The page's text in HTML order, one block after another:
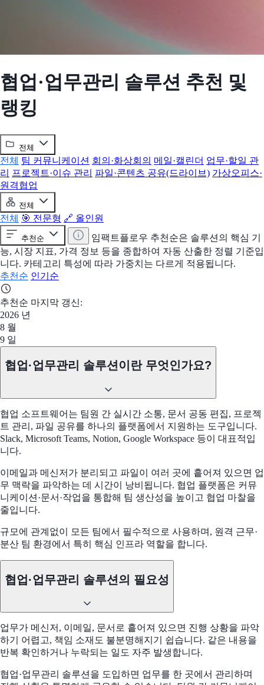
협업·업무관리 솔루션 추천 및
랭킹
전체
전체 팀 커뮤니케이션 회의·화상회의 메일·캘린더 업무·할일 관
리
프로젝트·이슈 관리 파일·콘텐츠 공유(드라이브) 가상오피스·
원격협업
전체
전체 🎯 전문형 🔗 올인원
추천순
임팩트플로우 추천순은 솔루션의 핵심 기
능, 시장 지표, 가격 정보 등을 종합하여 자동 산출한 정렬 기준입
니다. 카테고리 특성에 따라 가중치는 다르게 적용됩니다.
추천순 인기순
추천순 마지막 갱신:
2026 년
8 월
9 일
협업·업무관리 솔루션이란 무엇인가요?
협업 소프트웨어는 팀원 간 실시간 소통, 문서 공동 편집, 프로젝
트 관리, 파일 공유를 하나의 플랫폼에서 지원하는 도구입니다.
Slack, Microsoft Teams, Notion, Google Workspace 등이 대표적입
니다.
이메일과 메신저가 분리되고 파일이 여러 곳에 흩어져 있으면 업
무 맥락을 파악하는 데 시간이 낭비됩니다. 협업 플랫폼은 커뮤
니케이션·문서·작업을 통합해 팀 생산성을 높이고 협업 마찰을
줄입니다.
규모에 관계없이 모든 팀에서 필수적으로 사용하며, 원격 근무·
분산 팀 환경에서 특히 핵심 인프라 역할을 합니다.
협업·업무관리 솔루션의 필요성
업무가 메신저, 이메일, 문서로 흩어져 있으면 진행 상황을 파악
하기 어렵고, 책임 소재도 불분명해지기 쉽습니다. 같은 내용을
반복 확인하거나 누락되는 일도 자주 발생합니다.
협업·업무관리 솔루션을 도입하면 업무를 한 곳에서 관리하며